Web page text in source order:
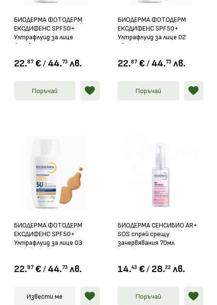
БИОДЕРМА ФОТОДЕРМ
ЕКСДИФЕНС SPF50+
Ултрафлуид за лице
безцветен 40мл
22.87 € / 44.73 лв.
Поръчай
БИОДЕРМА ФОТОДЕРМ
ЕКСДИФЕНС SPF50+
Ултрафлуид за лице 02
светъл нюанс 40мл
22.87 € / 44.73 лв.
Поръчай
БИОДЕРМА ФОТОДЕРМ
ЕКСДИФЕНС SPF50+
Ултрафлуид за лице 03
22.87 € / 44.73 лв.
Извести ме
БИОДЕРМА СЕНСИБИО AR+
SOS спрей срещу
зачервявания 70мл
14.43 € / 28.22 лв.
Поръчай